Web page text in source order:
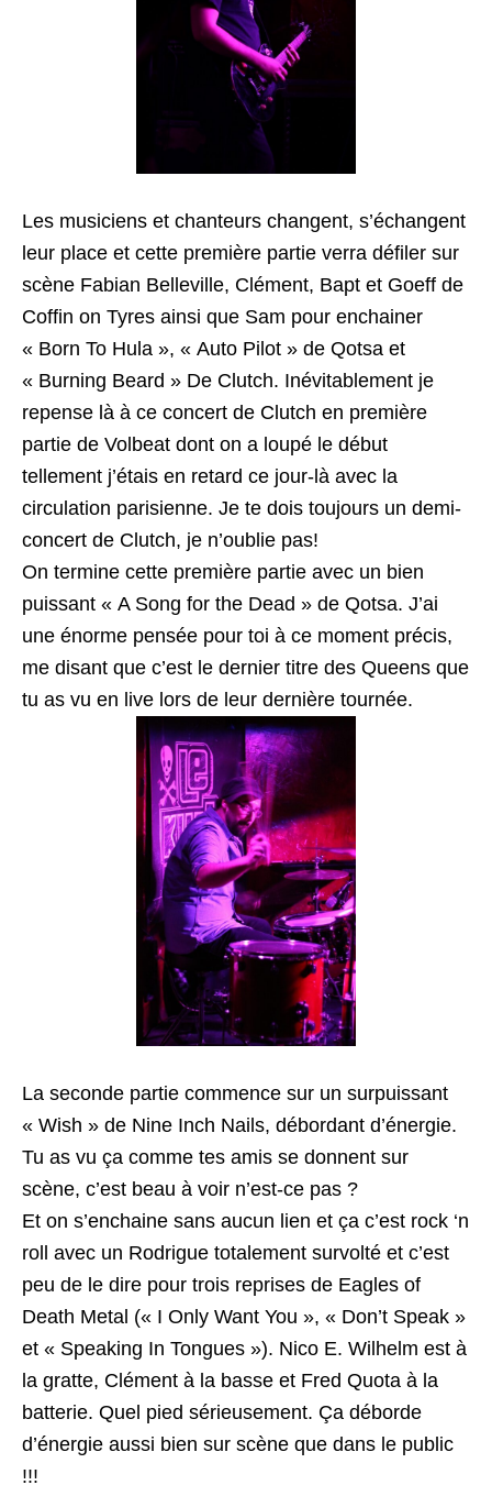
Les musiciens et chanteurs changent, s’échangent
leur place et cette première partie verra défiler sur
scène Fabian Belleville, Clément, Bapt et Goeff de
Coffin on Tyres ainsi que Sam pour enchainer
« Born To Hula », « Auto Pilot » de Qotsa et
« Burning Beard » De Clutch. Inévitablement je
repense là à ce concert de Clutch en première
partie de Volbeat dont on a loupé le début
tellement j’étais en retard ce jour-là avec la
circulation parisienne. Je te dois toujours un demi-
concert de Clutch, je n’oublie pas!
On termine cette première partie avec un bien
puissant « A Song for the Dead » de Qotsa. J’ai
une énorme pensée pour toi à ce moment précis,
me disant que c’est le dernier titre des Queens que
tu as vu en live lors de leur dernière tournée.
La seconde partie commence sur un surpuissant
« Wish » de Nine Inch Nails, débordant d’énergie.
Tu as vu ça comme tes amis se donnent sur
scène, c’est beau à voir n’est-ce pas ?
Et on s’enchaine sans aucun lien et ça c’est rock ‘n
roll avec un Rodrigue totalement survolté et c’est
peu de le dire pour trois reprises de Eagles of
Death Metal (« I Only Want You », « Don’t Speak »
et « Speaking In Tongues »). Nico E. Wilhelm est à
la gratte, Clément à la basse et Fred Quota à la
batterie. Quel pied sérieusement. Ça déborde
d’énergie aussi bien sur scène que dans le public
!!!